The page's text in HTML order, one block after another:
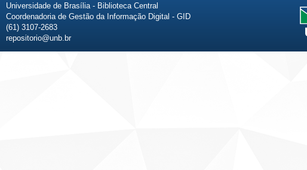
Universidade de Brasília - Biblioteca Central
Coordenadoria de Gestão da Informação Digital - GID
(61) 3107-2683
repositorio@unb.br